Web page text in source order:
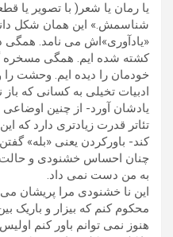
یا رمان یا شعر( با تصویر یا
شناسمش.» این همان شکل
«یادآوری»اش می نامد. همگی
کشته شده ایم. همگی مسخره
خودمان را دیده ایم. وحشت
ادبیات تخیلی به کسانی که
یادشان آورد- از چنین اوضاعی
تئاتر قدرت زیادتری دارد که
کند- باورکردن یعنی «بله»
چنان احساس خشنودی و
به من دست نمی داد.
این نا خشنودی مرا پریشان
محکوم کنم که بیزار و باریک
هنوز نمی توانم باور کنم